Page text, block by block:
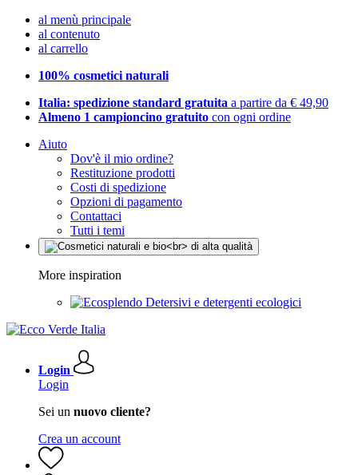
al menù principale
al contenuto
al carrello
100% cosmetici naturali
Italia: spedizione standard gratuita a partire da € 49,90
Almeno 1 campioncino gratuito con ogni ordine
Aiuto
Dov'è il mio ordine?
Restituzione prodotti
Costi di spedizione
Opzioni di pagamento
Contattaci
Tutti i temi
More inspiration
Detersivi e detergenti ecologici
Login
Login
Sei un nuovo cliente?
Crea un account